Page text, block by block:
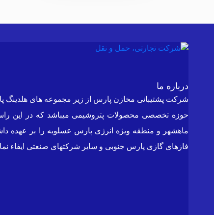
درباره ما
ماهشهر و منطقه ویژه انرژی پارس عسلویه را بر عهده
فازهای گازی پارس جنوبی و سایر شرکتهای صنعتی ایفاء